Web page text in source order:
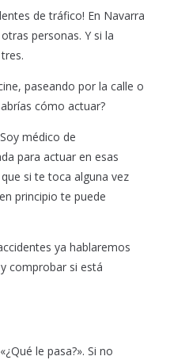
de tráfico! En Navarra
personas. Y si la
paseando por la calle o
cómo actuar?
médico de
para actuar en esas
si te toca alguna vez
principio te puede
ya hablaremos
comprobar si está
le pasa?». Si no